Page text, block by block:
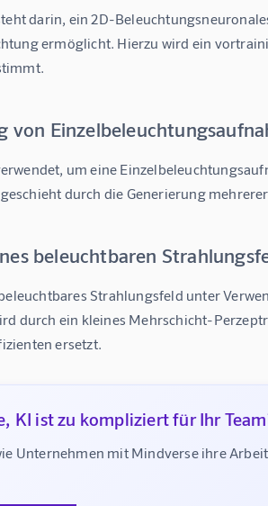
darin, ein 2D-
ermöglicht. Hierzu wird ein
von
um eine
durch die Generierung
beleuchtbaren
Strahlungsfeld unter
durch ein kleines Mehrschicht-
ersetzt.
KI ist zu kompliziert für Ihr
Unternehmen mit Mindverse ihre